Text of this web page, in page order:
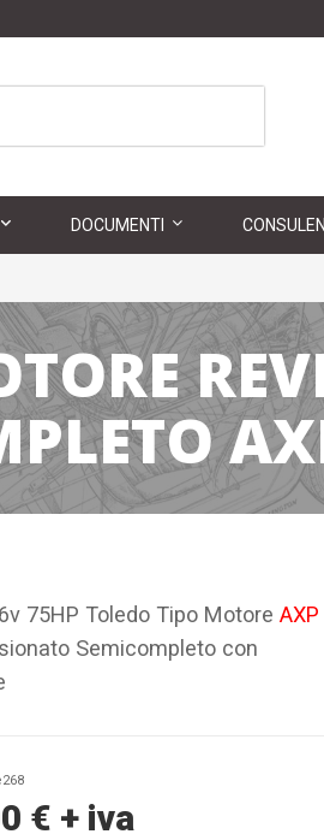
DOCUMENTI
75HP Toledo Tipo Motore AXP
Semicompleto con
€ + iva